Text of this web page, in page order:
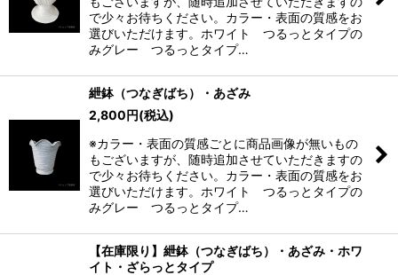
で少々お待ちください。カラー・表面の質感をお
選びいただけます。ホワイト つるっとタイプの
みグレー つるっとタイプ…
紲鉢（つなぎばち）・あざみ
2,800円(税込)
※カラー・表面の質感ごとに商品画像が無いもの
もございますが、随時追加させていただきますの
で少々お待ちください。カラー・表面の質感をお
選びいただけます。ホワイト つるっとタイプの
みグレー つるっとタイプ…
【在庫限り】紲鉢（つなぎばち）・あざみ・ホワ
イト・ざらっとタイプ